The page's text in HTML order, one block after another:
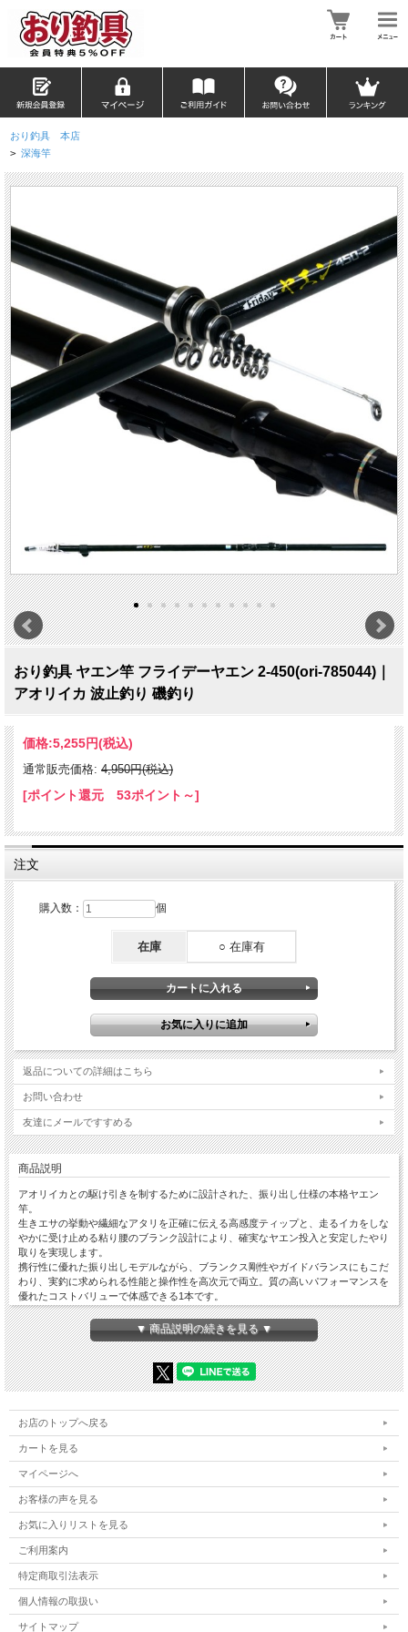
おり釣具 本店
> 深海竿
おり釣具 ヤエン竿 フライデーヤエン 2-450(ori-785044)｜
アオリイカ 波止釣り 磯釣り
価格:5,255円(税込)
通常販売価格: 4,950円(税込)
[ポイント還元 53ポイント～]
注文
購入数： 個
在庫 ○ 在庫有
返品についての詳細はこちら
お問い合わせ
友達にメールですすめる
商品説明
アオリイカとの駆け引きを制するために設計された、振り出し仕様の本格ヤエン
竿。
生きエサの挙動や繊細なアタリを正確に伝える高感度ティップと、走るイカをしな
やかに受け止める粘り腰のブランク設計により、確実なヤエン投入と安定したやり
取りを実現します。
携行性に優れた振り出しモデルながら、ブランクス剛性やガイドバランスにもこだ
わり、実釣に求められる性能と操作性を高次元で両立。質の高いパフォーマンスを
優れたコストバリューで体感できる1本です。
【仕様】
・タイプ…振り出し
・号数…2号
・全長…約4.50m
・仕舞寸法…約100.0cm
・自重…約216g
・先径/元径…約1.3mm/約21.3mm
・錘負荷…1～5号
・適合ライン…1～3号
「社内管理番号5」
▼ 商品説明の続きを見る ▼
お店のトップへ戻る
カートを見る
マイページへ
お客様の声を見る
お気に入りリストを見る
ご利用案内
特定商取引法表示
個人情報の取扱い
サイトマップ